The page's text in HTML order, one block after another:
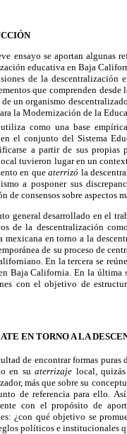
ensayo se aportan algunas
educativa en Baja
de la
que comprenden
un organismo
la Modernización de la
como una base
el conjunto del Sistema
a partir de sus propias
tuvieron lugar en un
en queaterrizó la
a posponer sus
de consensos sobre aspectos
general desarrollado en el
de la descentralización
mexicana en torno a la
de su proceso de
En la tercera se
Baja California. En la última
con el objetivo de
EN TORNO A LA
de encontrar formas puras
en suaterrizaje local,
más que sobre su
de referencia para ello.
con el propósito de
¿con qué objetivo se
políticos e institucionales